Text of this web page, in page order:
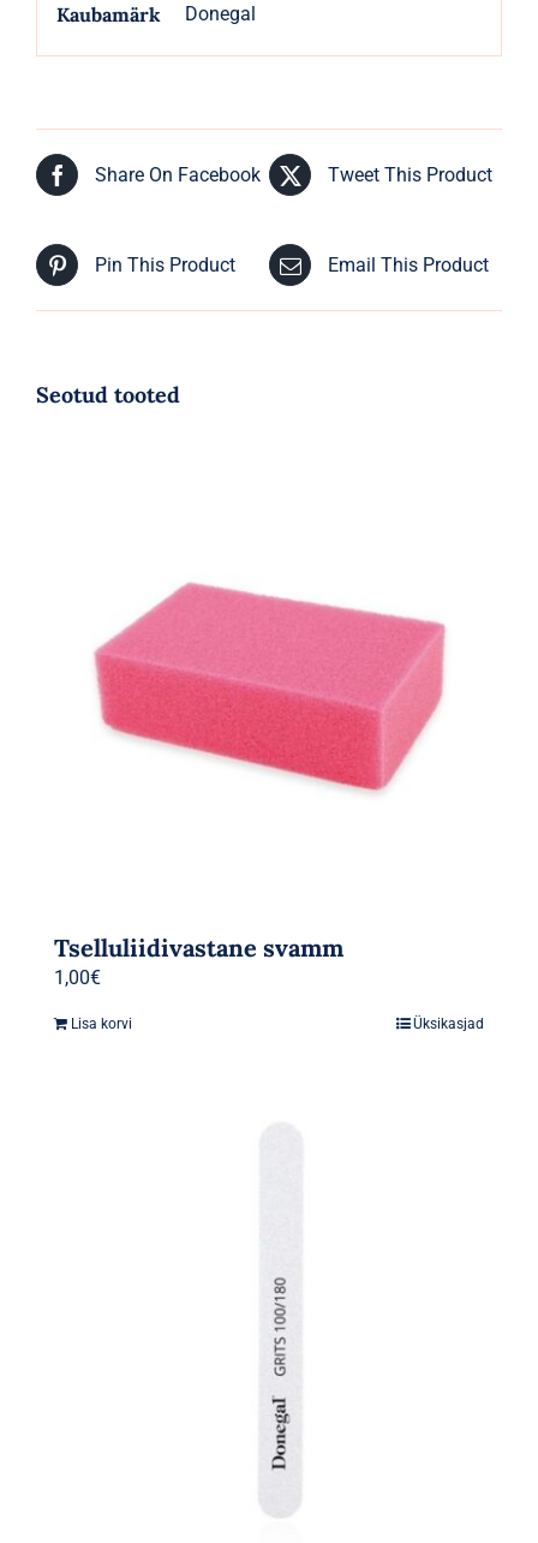
Kaubamärk Donegal
Share On Facebook Tweet This Product
Pin This Product Email This Product
Seotud tooted
Tselluliidivastane svamm
1,00€
Lisa korvi Üksikasjad